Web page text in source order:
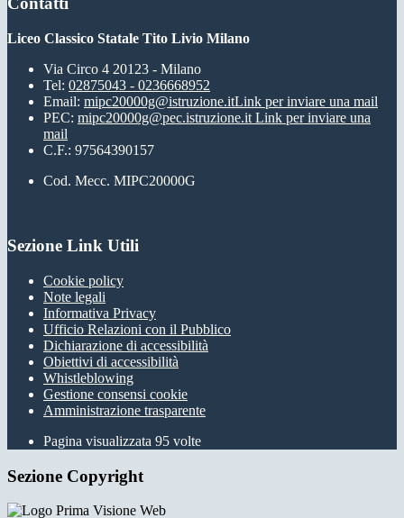
Liceo Classico Statale Tito Livio Milano
Via Circo 4 20123 - Milano
Tel: 02875043 - 0236668952
Email: mipc20000g@istruzione.itLink per inviare una mail
PEC: mipc20000g@pec.istruzione.it Link per inviare una
mail
C.F.: 97564390157
Cod. Mecc. MIPC20000G
Sezione Link Utili
Cookie policy
Note legali
Informativa Privacy
Ufficio Relazioni con il Pubblico
Dichiarazione di accessibilità
Obiettivi di accessibilità
Whistleblowing
Gestione consensi cookie
Amministrazione trasparente
Pagina visualizzata 95 volte
Sezione Copyright